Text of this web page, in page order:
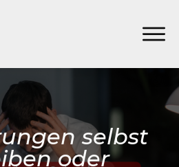
selbst
oder